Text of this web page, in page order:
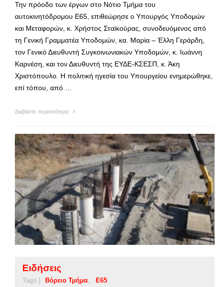
Την πρόοδο των έργων στο Νότιο Τμήμα του
αυτοκινητόδρομου Ε65, επιθεώρησε ο Υπουργός Υποδομών
και Μεταφορών, κ. Χρήστος Σταϊκούρας, συνοδευόμενος από
τη Γενική Γραμματέα Υποδομών, κα. Μαρία – Έλλη Γεράρδη,
τον Γενικό Διευθυντή Συγκοινωνιακών Υποδομών, κ. Ιωάννη
Καρνέση, και τον Διευθυντή της ΕΥΔΕ-ΚΣΕΣΠ, κ. Άκη
Χριστόπουλο. Η πολιτική ηγεσία του Υπουργείου ενημερώθηκε,
επί τόπου, από …
Διαβάστε περισσότερα
Ειδήσεις
Tags | Βόρειο Τμήμα Ε65